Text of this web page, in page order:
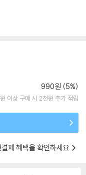
990원 (5%)
이상 구매 시 2천원 추가 적립
제 혜택을 확인하세요